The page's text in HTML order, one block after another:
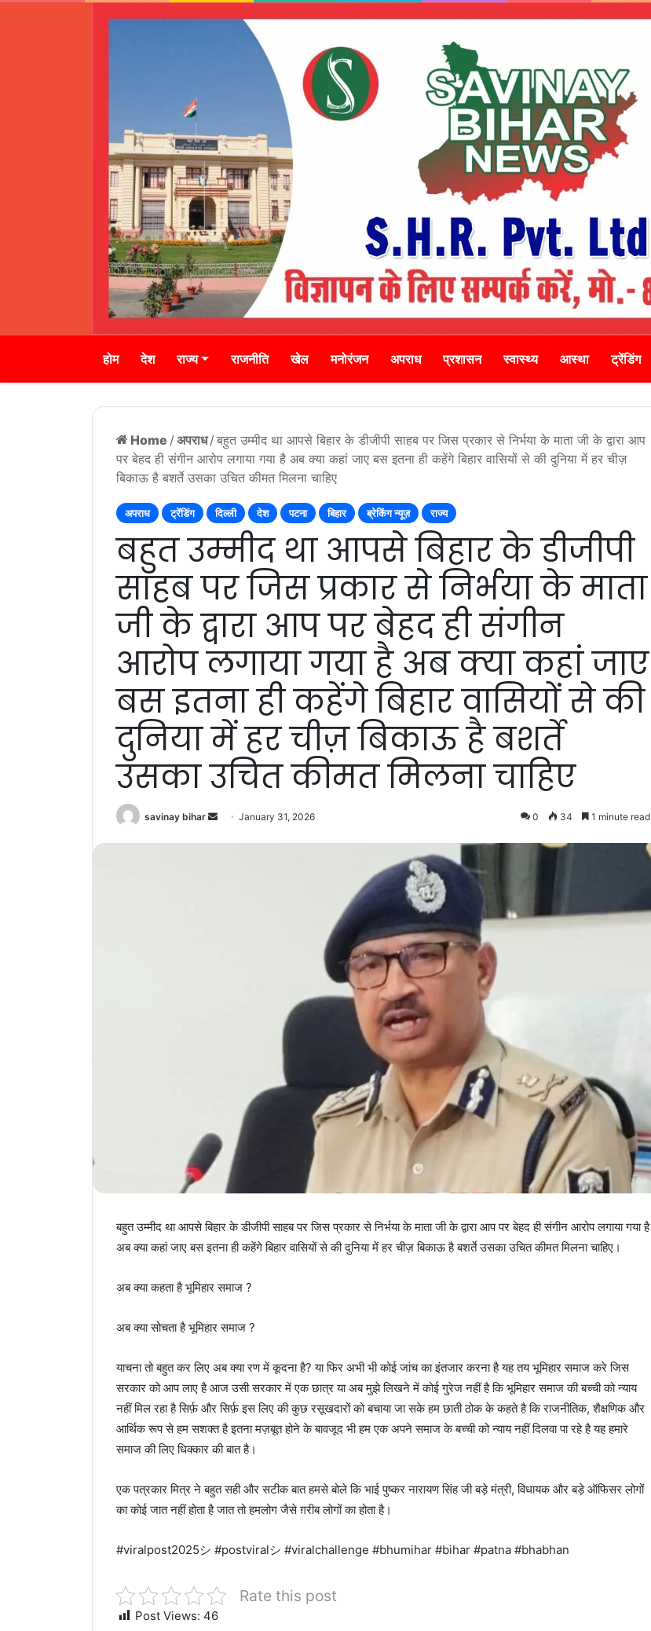
होम देश राज्य राजनीति खेल मनोरंजन अपराध प्रशासन स्वास्थ्य आस्था ट्रेंडिंग
Home / अपराध / बहुत उम्मीद था आपसे बिहार के डीजीपी साहब पर जिस प्रकार से निर्भया के माता जी के द्वारा आप
पर बेहद ही संगीन आरोप लगाया गया है अब क्या कहां जाए बस इतना ही कहेंगे बिहार वासियों से की दुनिया में हर चीज़
बिकाऊ है बशर्ते उसका उचित कीमत मिलना चाहिए
अपराध ट्रेंडिंग दिल्ली देश पटना बिहार ब्रेकिंग न्यूज़ राज्य
बहुत उम्मीद था आपसे बिहार के डीजीपी
साहब पर जिस प्रकार से निर्भया के माता
जी के द्वारा आप पर बेहद ही संगीन
आरोप लगाया गया है अब क्या कहां जाए
बस इतना ही कहेंगे बिहार वासियों से की
दुनिया में हर चीज़ बिकाऊ है बशर्ते
उसका उचित कीमत मिलना चाहिए
savinay bihar
SendJanuary 31, 2026 0 34 1 minute read
बहुत उम्मीद था आपसे बिहार के डीजीपी साहब पर जिस प्रकार से निर्भया के माता जी के द्वारा आप पर बेहद ही संगीन आरोप लगाया गया है
अब क्या कहां जाए बस इतना ही कहेंगे बिहार वासियों से की दुनिया में हर चीज़ बिकाऊ है बशर्ते उसका उचित कीमत मिलना चाहिए।
अब क्या कहता है भूमिहार समाज ?
अब क्या सोचता है भूमिहार समाज ?
याचना तो बहुत कर लिए अब क्या रण में कूदना है? या फिर अभी भी कोई जांच का इंतजार करना है यह तय भूमिहार समाज करे जिस
सरकार को आप लाए है आज उसी सरकार में एक छात्र या अब मुझे लिखने में कोई गुरेज नहीं है कि भूमिहार समाज की बच्ची को न्याय
नहीं मिल रहा है सिर्फ़ और सिर्फ़ इस लिए की कुछ रसूखदारों को बचाया जा सके हम छाती ठोक के कहते है कि राजनीतिक, शैक्षणिक और
आर्थिक रूप से हम सशक्त है इतना मज़बूत होने के बावजूद भी हम एक अपने समाज के बच्ची को न्याय नहीं दिलवा पा रहे है यह हमारे
समाज की लिए धिक्कार की बात है।
एक पत्रकार मित्र ने बहुत सही और सटीक बात हमसे बोले कि भाई पुष्कर नारायण सिंह जी बड़े मंत्री, विधायक और बड़े ऑफिसर लोगों
का कोई जात नहीं होता है जात तो हमलोग जैसे ग़रीब लोगों का होता है।
#viralpost2025シ #postviralシ #viralchallenge #bhumihar #bihar #patna #bhabhan
Rate this post
Post Views: 46